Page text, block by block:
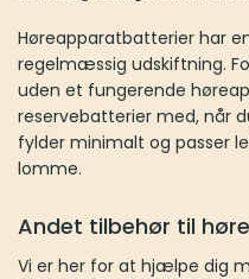
fungerende høreapparat, bør
når du er på farten.
i en taske, lille pose eller
Andet tilbehør til
brug for til dit Bernafon
samling aftrådløst tilbehør,
essentielle for dit Bernafon